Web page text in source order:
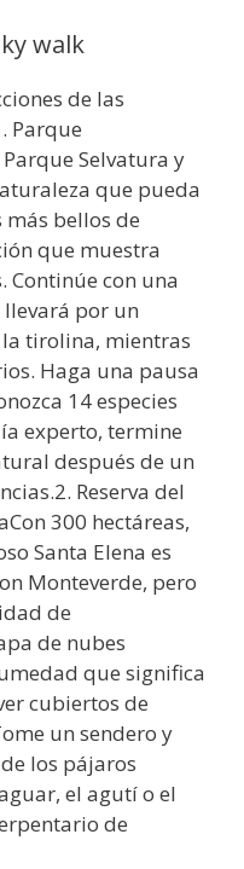
walk
de las
Parque
Selvatura y
que pueda
más bellos de
que muestra
Continúe con una
por un
tirolina, mientras
Haga una pausa
14 especies
experto, termine
después de un
Reserva del
300 hectáreas,
Santa Elena es
Monteverde, pero
de
de nubes
que significa
cubiertos de
un sendero y
los pájaros
el agutí o el
de